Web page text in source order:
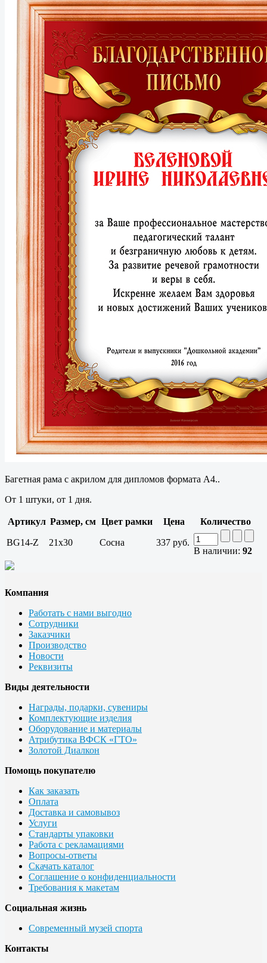
Багетная рама с акрилом для дипломов формата А4..
От 1 штуки, от 1 дня.
Артикул Размер, см Цвет рамки Цена Количество
BG14-Z 21x30 Сосна
337 руб.
В наличии: 92
Компания
Работать с нами выгодно
Сотрудники
Заказчики
Производство
Новости
Реквизиты
Виды деятельности
Награды, подарки, сувениры
Комплектующие изделия
Оборудование и материалы
Атрибутика ВФСК «ГТО»
Золотой Диалкон
Помощь покупателю
Как заказать
Оплата
Доставка и самовывоз
Услуги
Стандарты упаковки
Работа с рекламациями
Вопросы-ответы
Скачать каталог
Соглашение о конфиденциальности
Требования к макетам
Социальная жизнь
Современный музей спорта
Контакты